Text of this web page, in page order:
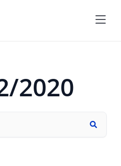
2020